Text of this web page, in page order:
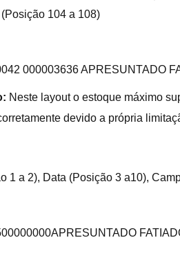
104 a 108)
000003636 APRESUNTADO
Neste layout o estoque máximo
devido a própria
1 a 2), Data (Posição 3 a10),